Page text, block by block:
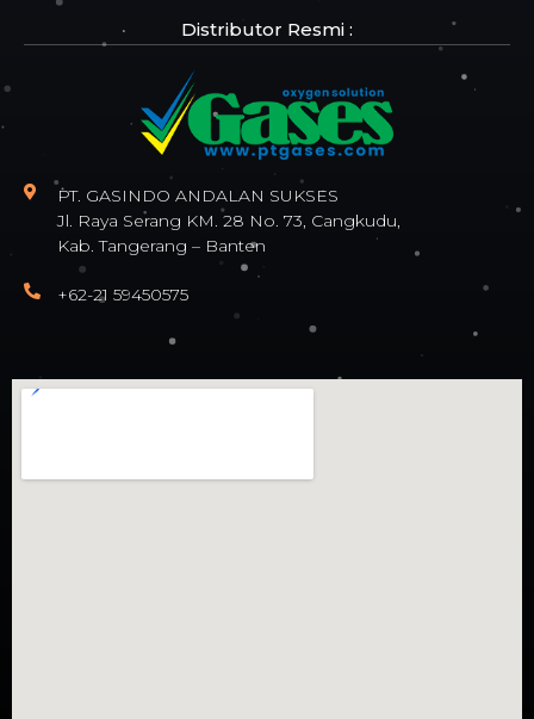
Distributor Resmi :
PT. GASINDO ANDALAN SUKSES
Jl. Raya Serang KM. 28 No. 73, Cangkudu,
Kab. Tangerang – Banten
+62-21 59450575